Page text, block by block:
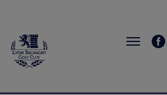
→ 2026-07-17 15:30